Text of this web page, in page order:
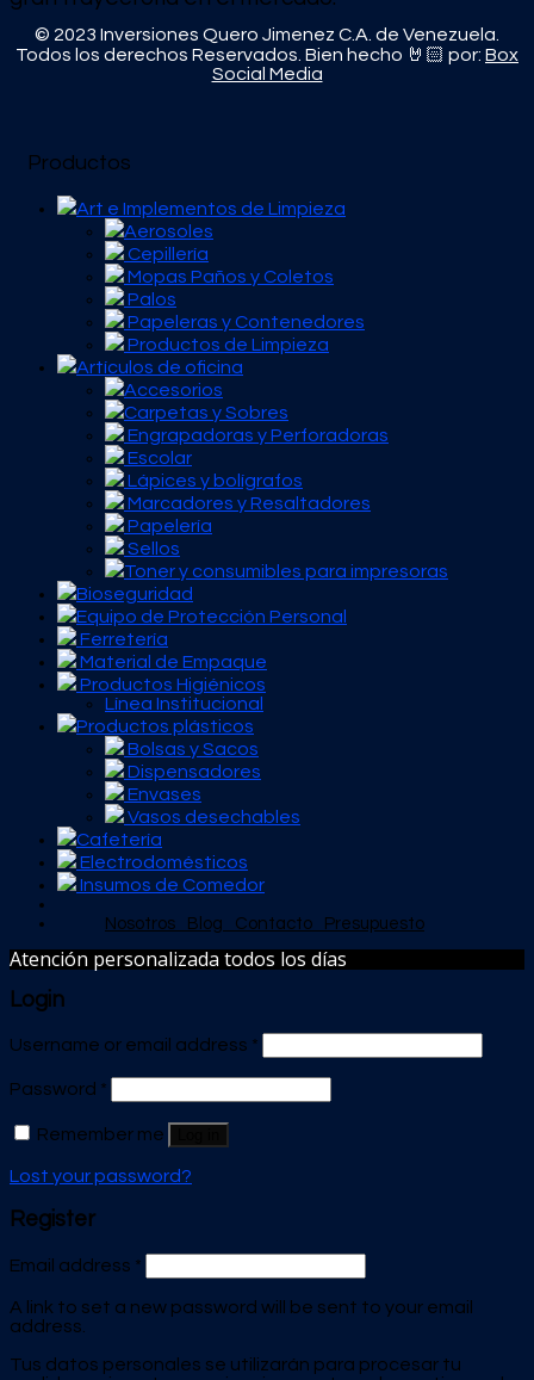
© 2023 Inversiones Quero Jimenez C.A. de Venezuela.
Todos los derechos Reservados. Bien hecho 🤘🏻 por: Box
Social Media
Productos
Art e Implementos de Limpieza
Aerosoles
Cepillería
Mopas Paños y Coletos
Palos
Papeleras y Contenedores
Productos de Limpieza
Artículos de oficina
Accesorios
Carpetas y Sobres
Engrapadoras y Perforadoras
Escolar
Lápices y bolígrafos
Marcadores y Resaltadores
Papelería
Sellos
Toner y consumibles para impresoras
Bioseguridad
Equipo de Protección Personal
Ferretería
Material de Empaque
Productos Higiénicos
Línea Institucional
Productos plásticos
Bolsas y Sacos
Dispensadores
Envases
Vasos desechables
Cafetería
Electrodomésticos
Insumos de Comedor
Nosotros Blog Contacto Presupuesto
Atención personalizada todos los días
Login
Username or email address *
Password *
Remember me
Lost your password?
Register
Email address *
A link to set a new password will be sent to your email
address.
Tus datos personales se utilizarán para procesar tu